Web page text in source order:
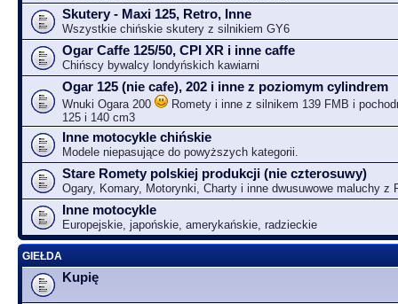
Skutery - Maxi 125, Retro, Inne
Wszystkie chińskie skutery z silnikiem GY6
Ogar Caffe 125/50, CPI XR i inne caffe
Chińscy bywalcy londyńskich kawiarni
Ogar 125 (nie cafe), 202 i inne z poziomym cylindrem
Wnuki Ogara 200
Romety i inne z silnikem 139 FMB i
125 i 140 cm3
Inne motocykle chińskie
Modele niepasujące do powyższych kategorii.
Stare Romety polskiej produkcji (nie czterosuwy)
Ogary, Komary, Motorynki, Charty i inne dwusuwowe maluchy z
Inne motocykle
Europejskie, japońskie, amerykańskie, radzieckie
GIEŁDA
Kupię